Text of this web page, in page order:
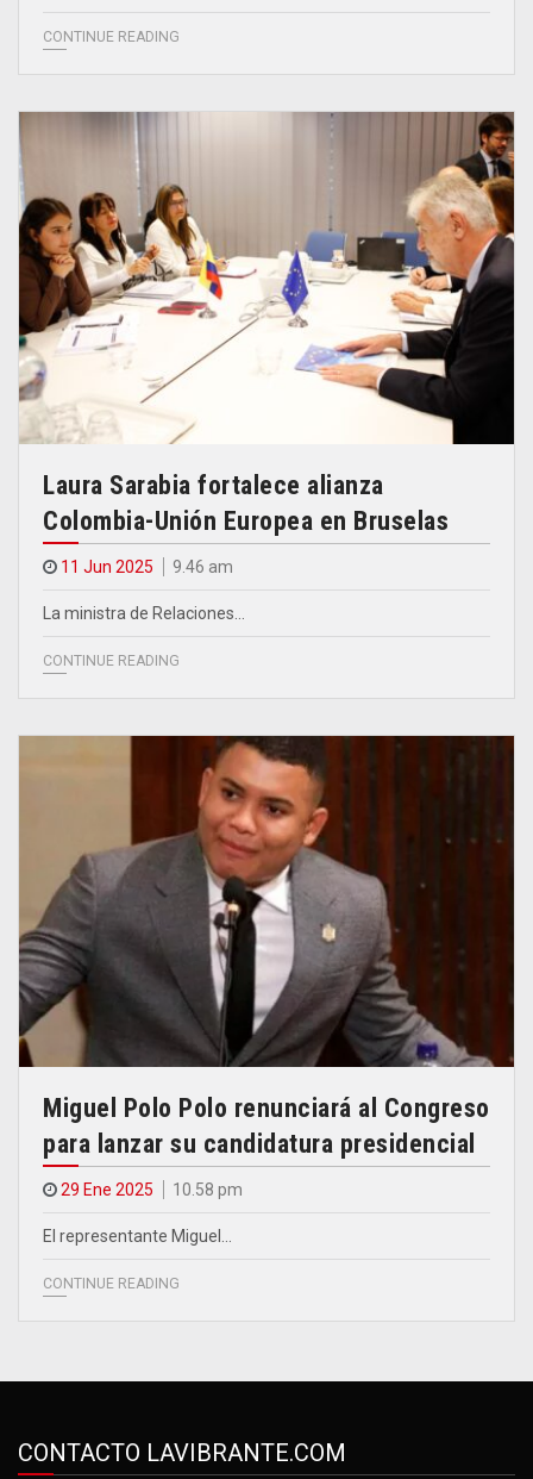
CONTINUE READING
Laura Sarabia fortalece alianza
Colombia-Unión Europea en Bruselas
11 Jun 2025 9.46 am
La ministra de Relaciones…
CONTINUE READING
Miguel Polo Polo renunciará al Congreso
para lanzar su candidatura presidencial
29 Ene 2025 10.58 pm
El representante Miguel…
CONTINUE READING
CONTACTO LAVIBRANTE.COM